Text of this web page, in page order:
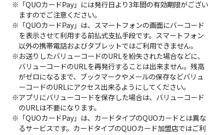
※「QUOカードPay」には発行日より3年間の有効期限がござい
ますのでご注意ください。
※「QUOカードPay」は、スマートフォンの画面にバーコード
を表示させて利用する前払式支払手段です。スマートフォン
以外の携帯電話およびタブレットではご利用できません。
※お送りしたバリューコードのURLを紛失された場合などに、
バリューコードのURLを再発行することは出来ません。残高
がゼロになるまで、ブックマークやメールの保存などバリュ
ーコードのURLにアクセス出来るようにしてください。
※アプリにバリューコードを保存した場合は、バリューコード
のURLは不要になります。
※「QUOカードPay」は、カードタイプのQUOカードとは異な
るサービスです。カードタイプのQUOカード加盟店ではご利